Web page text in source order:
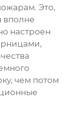
Это,
вполне
настроен
чем потом